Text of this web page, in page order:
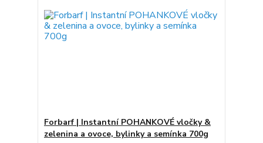
Forbarf | Instantní POHANKOVÉ vločky &
zelenina a ovoce, bylinky a semínka 700g